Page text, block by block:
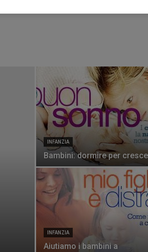
INFANZIA
Bambini: dormire per
INFANZIA
Aiutiamo i bambini a